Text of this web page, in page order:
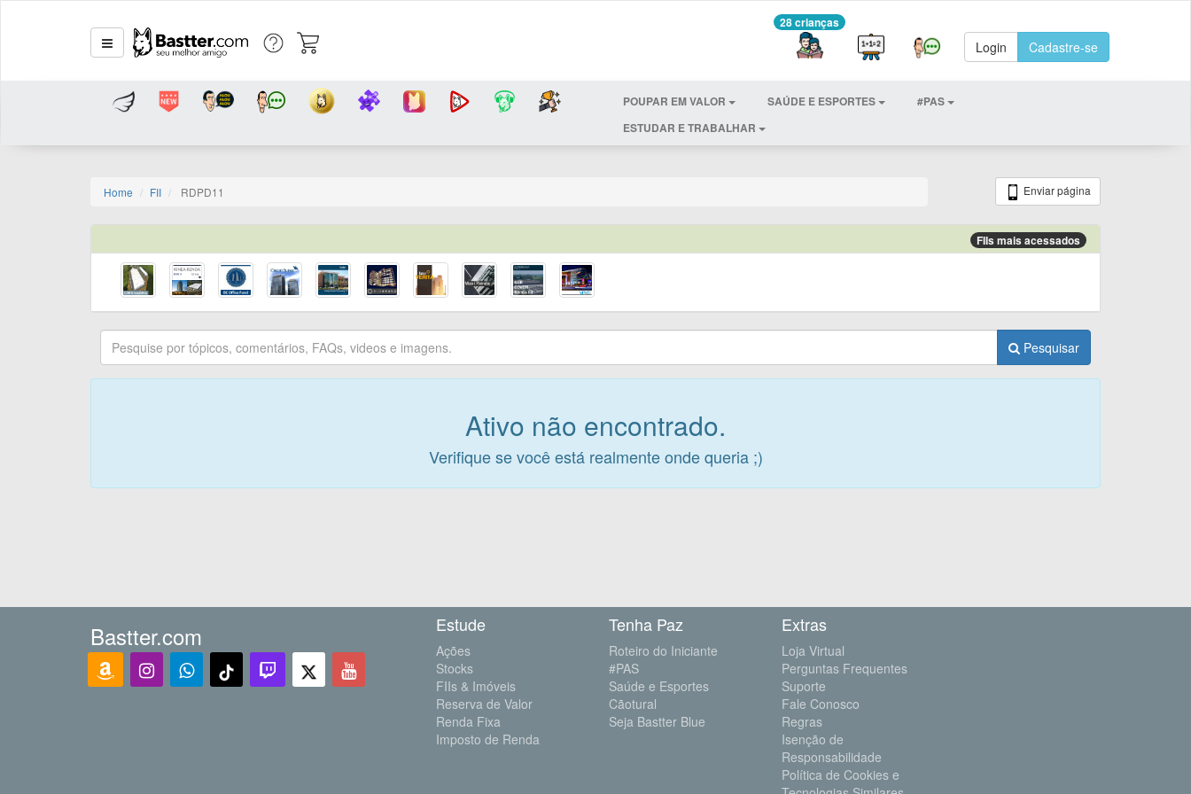
28 crianças
Login Cadastre-se
POUPAR EM VALOR SAÚDE E ESPORTES
#PAS
ESTUDAR E TRABALHAR
Home FII RDPD11 Enviar página
FIIs mais acessados
Pesquisar
Ativo não encontrado.
Verifique se você está realmente onde queria ;)
Bastter.com Estude
Ações
Stocks
FIIs & Imóveis
Reserva de Valor
Renda Fixa
Imposto de Renda
Tenha Paz
Roteiro do Iniciante
#PAS
Saúde e Esportes
Cãotural
Seja Bastter Blue
Extras
Loja Virtual
Perguntas Frequentes
Suporte
Fale Conosco
Regras
Isenção de
Responsabilidade
Política de Cookies e